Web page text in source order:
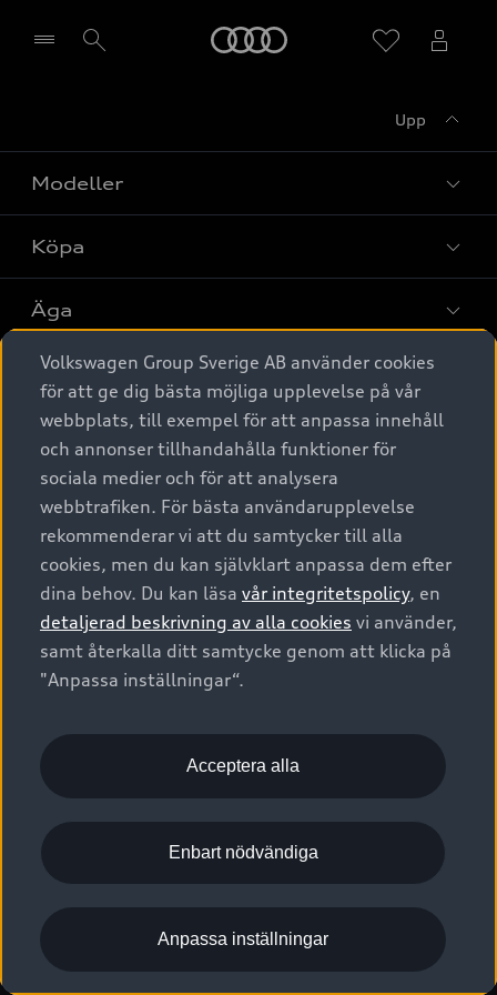
Upp
Modeller
Alla modeller
Elbilar
A6 modellerna
SUV
Avant
Audi Sport
Köpa
Privaterbjudanden
Privatleasing
Nya bilar i lager
Begagnade bilar i lager
Audi approved :plus - så gott som nya
Finansiering
Audi exclusive
Provkörning
Äga
Service & tillbehör
Audi digital services
Originaltillbehör - köp online
Garantier
Försäkring
Digitala manualer för din Audi
Audi Collection – livsstilsartiklar
Vanliga frågor
2G/3G nätet stängs ned - Hur påverkas min bil av detta?
Tjänstebil
Tjänstebil
Business lease online
Företagsleasing
Om Audi Sverige
Kontakta oss
Audi Återförsäljare/-serviceverkstad
myAudi
Pressmeddelanden
Nyhetsbrev
Vårt hållbarhetsarbete
Lediga tjänster huvudkontor
Lediga tjänster hos Audi Återförsäljare
Kommentar till mediauppgifter om dataläcka
© 2026 AUDI SVERIGE. All Rights Reserved.
Utgivare Juridiskt
Juridiskt Audi AG
Juridiskt Audi Digital Giveaway
Anpassa inställningar för cookies
Visselblåsarkanaler
Volkswagen Group Sverige AB använder cookies
för att ge dig bästa möjliga upplevelse på vår
webbplats, till exempel för att anpassa innehåll
och annonser tillhandahålla funktioner för
sociala medier och för att analysera
webbtrafiken. För bästa användarupplevelse
rekommenderar vi att du samtycker till alla
cookies, men du kan självklart anpassa dem efter
dina behov. Du kan läsa vår integritetspolicy, en
detaljerad beskrivning av alla cookies vi använder,
samt återkalla ditt samtycke genom att klicka på
"Anpassa inställningar“.
Acceptera alla
Enbart nödvändiga
Anpassa inställningar